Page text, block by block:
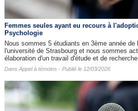
Femmes seules ayant eu recours à
Psychologie
Nous sommes 5 étudiants en 3ème année
l'université de Strasbourg et nous sommes
élaboration d'un travail d'étude et de recherche
Dans Appel à témoins - Publié le 12/03/2026